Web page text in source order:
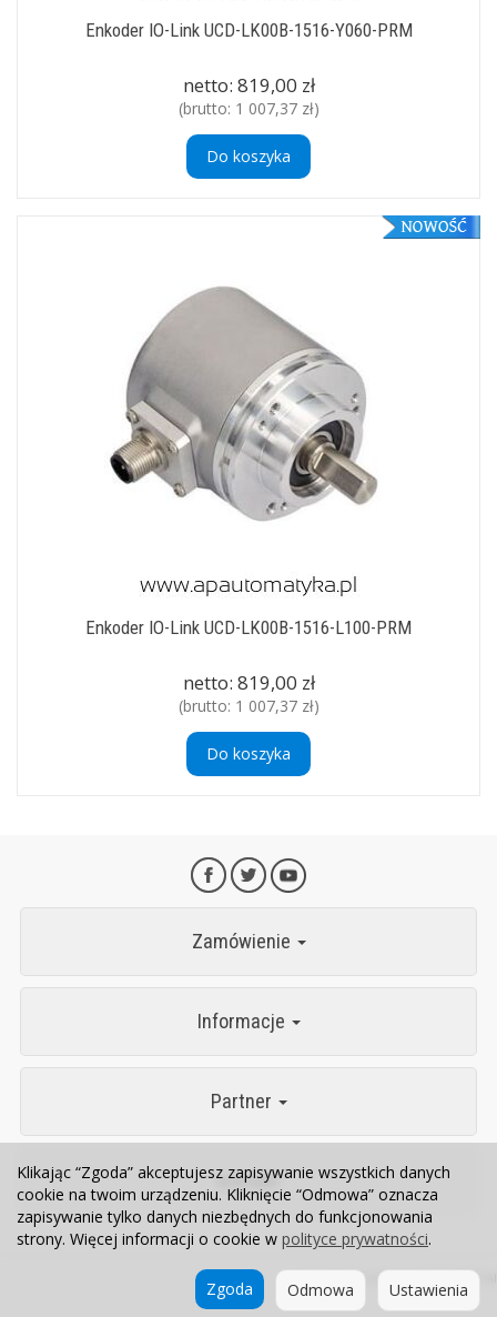
Enkoder IO-Link UCD-LK00B-1516-Y060-PRM
netto: 819,00 zł
(brutto: 1 007,37 zł)
Do koszyka
Enkoder IO-Link UCD-LK00B-1516-L100-PRM
netto: 819,00 zł
(brutto: 1 007,37 zł)
Do koszyka
Zamówienie
Informacje
Partner
Kontakt
Sklep internetowy SOTESHOP AI
Klikając “Zgoda” akceptujesz zapisywanie wszystkich danych
cookie na twoim urządzeniu. Kliknięcie “Odmowa” oznacza
zapisywanie tylko danych niezbędnych do funkcjonowania
strony. Więcej informacji o cookie w polityce prywatności.
Ustawienia
Odmowa
Zgoda